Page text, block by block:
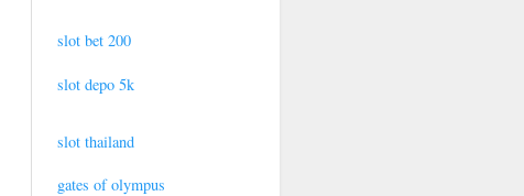
slot bet 200
slot depo 5k
slot thailand
gates of olympus